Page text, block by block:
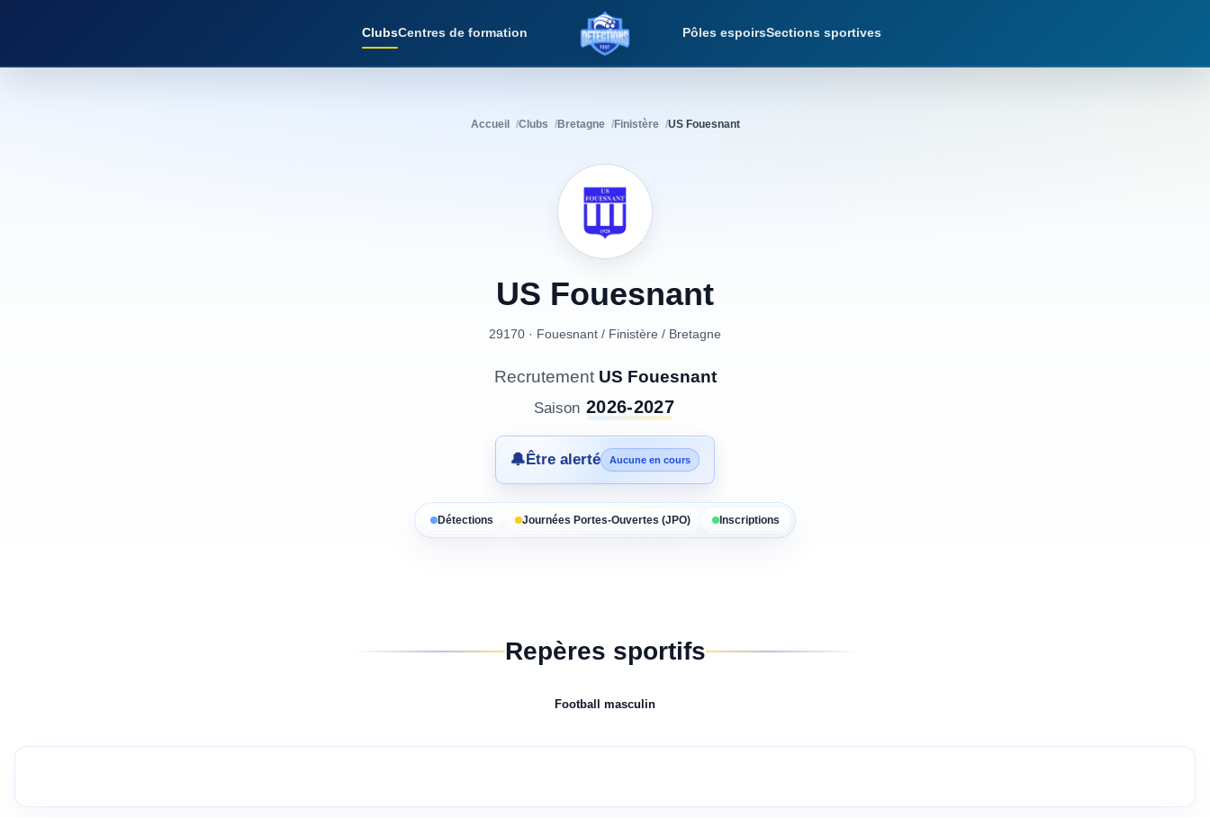
ClubsCentres de formation
Détections Foot
Pôles espoirsSections sportives
Accueil Clubs Bretagne Finistère US Fouesnant
US Fouesnant
29170 · Fouesnant / Finistère / Bretagne
Recrutement US Fouesnant
Saison 2026-2027
🔔Être alerté Aucune en cours
Détections Journées Portes-Ouvertes (JPO) Inscriptions
Repères sportifs
Football masculin